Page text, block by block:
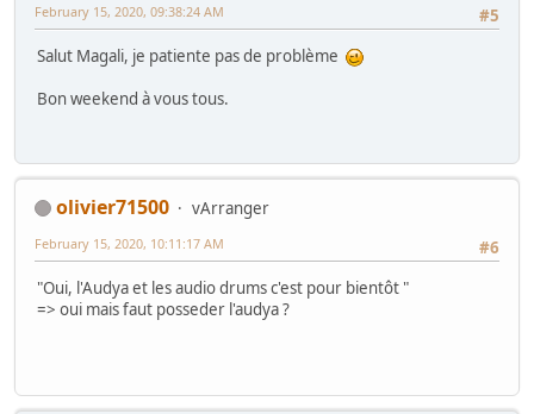
#5
February 15, 2020, 09:38:24 AM
Salut Magali, je patiente pas de problème
Bon weekend à vous tous.
olivier71500
vArranger
#6
February 15, 2020, 10:11:17 AM
"Oui, l'Audya et les audio drums c'est pour bientôt "
=> oui mais faut posseder l'audya ?